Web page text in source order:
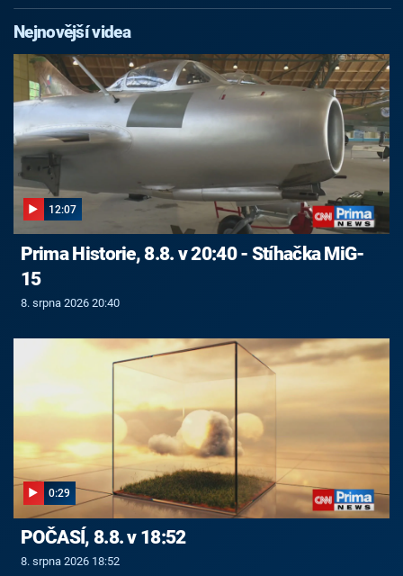
Nejnovější videa
12:07
Prima Historie, 8.8. v 20:40 - Stíhačka MiG-
15
8. srpna 2026 20:40
0:29
POČASÍ, 8.8. v 18:52
8. srpna 2026 18:52